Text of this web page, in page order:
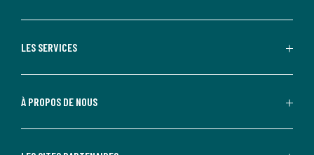
LES SERVICES
À PROPOS DE NOUS